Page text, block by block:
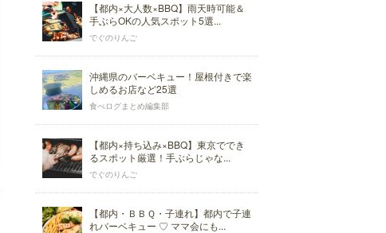
【都内×大人数×BBQ】雨天時可能＆
手ぶらOKの人気スポット5選...
でぐのりんご
沖縄県のバーベキュー！屋根付きで楽
しめるお店など25選
食べログまとめ編集部
【都内×持ち込み×BBQ】東京ででき
るスポット厳選！手ぶらじゃな...
でぐのりんご
【都内・ＢＢＱ・子連れ】都内で子連
れバーベキュー ♡ ママ会にも...